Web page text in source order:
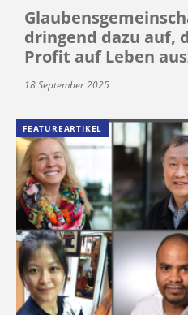
dringend dazu auf,
Profit auf Leben
18 September 2025
FEATUREARTIKEL